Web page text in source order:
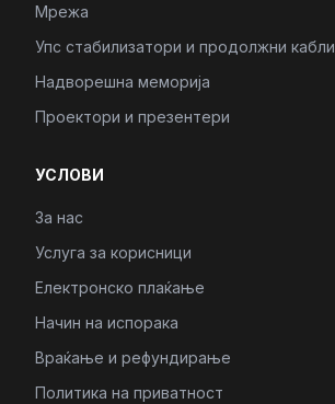
Мрежа
Упс стабилизатори и продолжни кабли
Надворешна меморија
Проектори и презентери
УСЛОВИ
За нас
Услуга за корисници
Електронско плаќање
Начин на испорака
Враќање и рефундирање
Политика на приватност